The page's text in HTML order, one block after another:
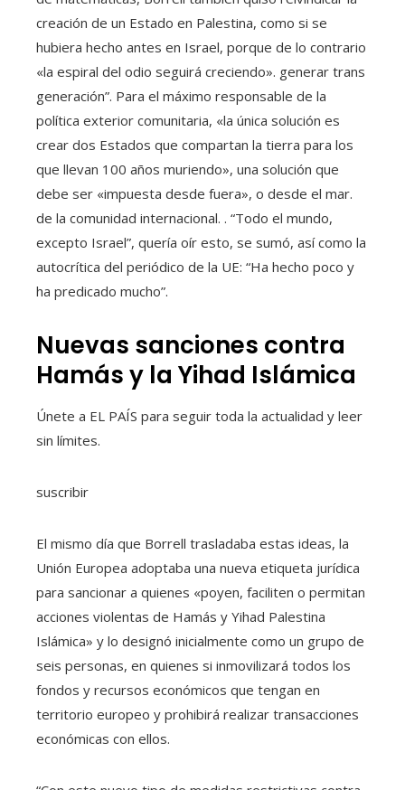
creación de un Estado en Palestina, como si se
hubiera hecho antes en Israel, porque de lo contrario
«la espiral del odio seguirá creciendo». generar trans
generación”. Para el máximo responsable de la
política exterior comunitaria, «la única solución es
crear dos Estados que compartan la tierra para los
que llevan 100 años muriendo», una solución que
debe ser «impuesta desde fuera», o desde el mar.
de la comunidad internacional. . “Todo el mundo,
excepto Israel”, quería oír esto, se sumó, así como la
autocrítica del periódico de la UE: “Ha hecho poco y
ha predicado mucho”.
Nuevas sanciones contra
Hamás y la Yihad Islámica
Únete a EL PAÍS para seguir toda la actualidad y leer
sin límites.
suscribir
El mismo día que Borrell trasladaba estas ideas, la
Unión Europea adoptaba una nueva etiqueta jurídica
para sancionar a quienes «poyen, faciliten o permitan
acciones violentas de Hamás y Yihad Palestina
Islámica» y lo designó inicialmente como un grupo de
seis personas, en quienes si inmovilizará todos los
fondos y recursos económicos que tengan en
territorio europeo y prohibirá realizar transacciones
económicas con ellos.